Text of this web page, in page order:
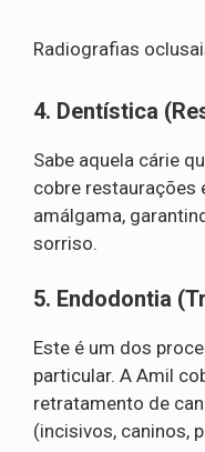
Radiografias
4. Dentística
Sabe aquela cárie
cobre restaurações
amálgama,
sorriso.
5. Endodontia
Este é um dos
particular. A Amil
retratamento de
(incisivos, caninos,